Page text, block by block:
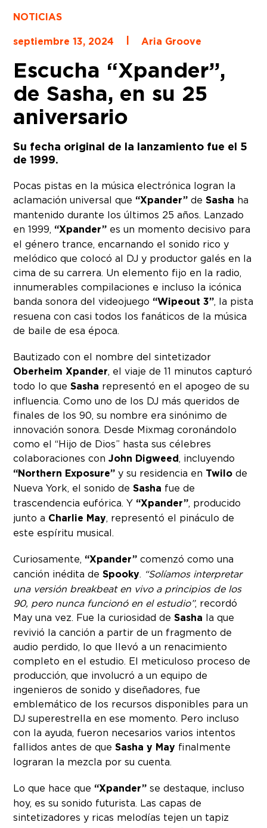
NOTICIAS
septiembre 13, 2024
Aria Groove
Escucha “Xpander”,
de Sasha, en su 25
aniversario
Su fecha original de la lanzamiento fue el 5
de 1999.
Pocas pistas en la música electrónica logran la
aclamación universal que “Xpander” deSasha ha
mantenido durante los últimos 25 años. Lanzado
en 1999, “Xpander” es un momento decisivo para
el género trance, encarnando el sonido rico y
melódico que colocó al DJ y productor galés en la
cima de su carrera. Un elemento fijo en la radio,
innumerables compilaciones e incluso la icónica
banda sonora del videojuego “Wipeout 3”, la pista
resuena con casi todos los fanáticos de la música
de baile de esa época.
Bautizado con el nombre del sintetizador
Oberheim Xpander, el viaje de 11 minutos capturó
todo lo que Sasha representó en el apogeo de su
influencia. Como uno de los DJ más queridos de
finales de los 90, su nombre era sinónimo de
innovación sonora. Desde Mixmag coronándolo
como el “Hijo de Dios” hasta sus célebres
colaboraciones conJohn Digweed, incluyendo
“Northern Exposure” y su residencia en Twilo de
Nueva York, el sonido deSasha fue de
trascendencia eufórica. Y “Xpander”, producido
junto a Charlie May, representó el pináculo de
este espíritu musical.
Curiosamente, “Xpander” comenzó como una
canción inédita deSpooky. “Solíamos interpretar
una versión breakbeat en vivo a principios de los
90, pero nunca funcionó en el estudio”, recordó
May una vez. Fue la curiosidad deSasha la que
revivió la canción a partir de un fragmento de
audio perdido, lo que llevó a un renacimiento
completo en el estudio. El meticuloso proceso de
producción, que involucró a un equipo de
ingenieros de sonido y diseñadores, fue
emblemático de los recursos disponibles para un
DJ superestrella en ese momento. Pero incluso
con la ayuda, fueron necesarios varios intentos
fallidos antes de queSasha y May finalmente
lograran la mezcla por su cuenta.
Lo que hace que “Xpander” se destaque, incluso
hoy, es su sonido futurista. Las capas de
sintetizadores y ricas melodías tejen un tapiz